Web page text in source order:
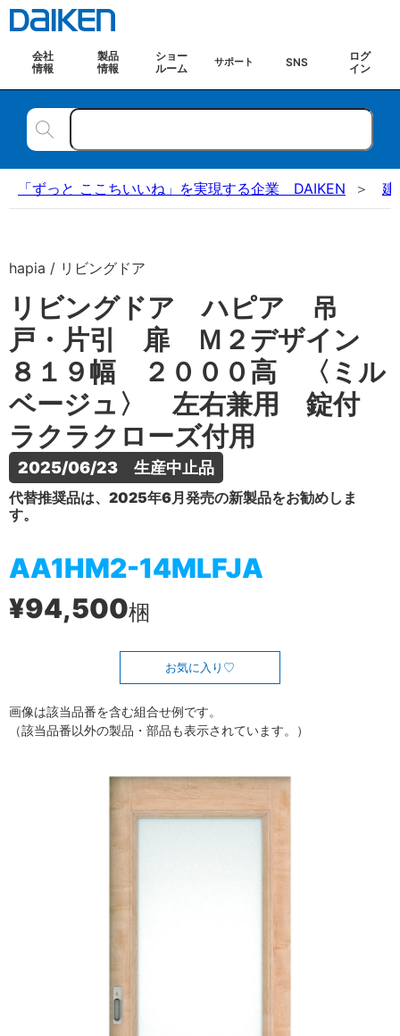
会社
情報
製品
情報
ショー
ルーム
サポート SNS
ログ
イン
「ずっと ここちいいね」を実現する企業 DAIKEN 建
hapia / リビングドア
リビングドア ハピア 吊
戸・片引 扉 Ｍ２デザイン
８１９幅 ２０００高 〈ミル
ベージュ〉 左右兼用 錠付
ラクラクローズ付用
2025/06/23　生産中止品
代替推奨品は、2025年6月発売の新製品をお勧めしま
す。
AA1HM2-14MLFJA
¥94,500梱
お気に入り
画像は該当品番を含む組合せ例です。
（該当品番以外の製品・部品も表示されています。）